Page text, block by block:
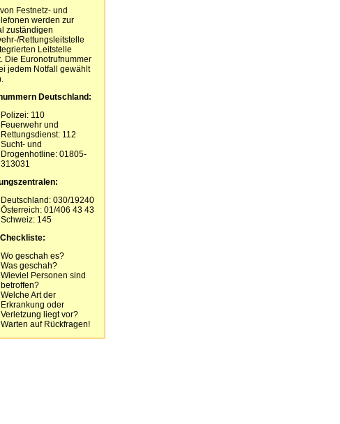
Festnetz- und
werden zur
zuständigen
Rettungsleitstelle
Leitstelle
Die Euronotrufnummer
jedem Notfall gewählt
Deutschland:
Polizei: 110
Feuerwehr und
Rettungsdienst: 112
Sucht- und
Drogenhotline: 01805-
313031
Deutschland: 030/19240
Österreich: 01/406 43 43
Schweiz: 145
Wo geschah es?
Was geschah?
Wieviel Personen sind
betroffen?
Welche Art der
Erkrankung oder
Verletzung liegt vor?
Warten auf Rückfragen!